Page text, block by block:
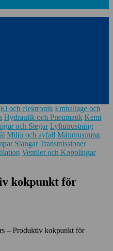
El och elektronik Emballage och
Hydraulik och Pneumatik Kemi
och Stegar Lyftutrustning
Miljö och avfall Mätutrustning
Slangar Transmissioner
Ventiler och Kopplingar
kokpunkt för